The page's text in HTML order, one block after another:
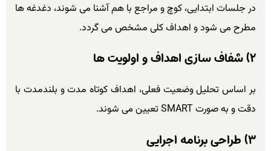
در جلسات ابتدایی، کوچ و مراجع با هم آشنا می شوند، دغدغه ها
مطرح می شود و اهداف کلی مشخص می گردد.
۲) شفاف سازی اهداف و اولویت ها
بر اساس تحلیل وضعیت فعلی، اهداف کوتاه مدت و بلندمدت با
دقت و به صورت SMART تعیین می شوند.
۳) طراحی برنامه اجرایی